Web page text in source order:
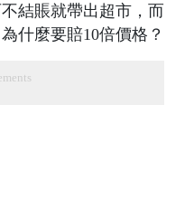
結賬就帶出超市，而
什麼要賠10倍價格？